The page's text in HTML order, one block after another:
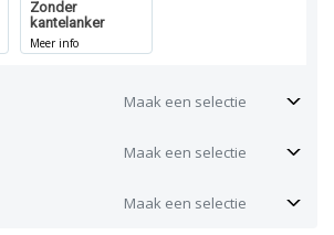
Zonder
kantelanker
Meer info
Maak een selectie
Maak een selectie
Maak een selectie